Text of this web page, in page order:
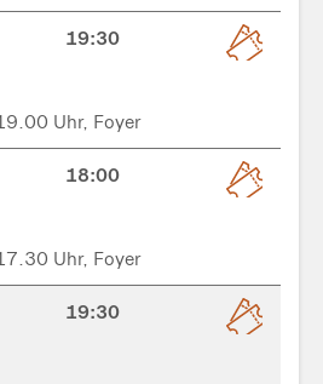
19:30
Uhr, Foyer
18:00
Uhr, Foyer
19:30